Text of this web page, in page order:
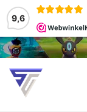
9,6